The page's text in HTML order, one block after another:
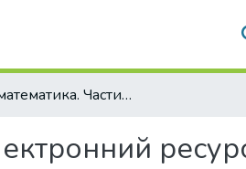
Вища математика. Частина 1. Збірник задач [Електронний ресурс]: навч. посіб.